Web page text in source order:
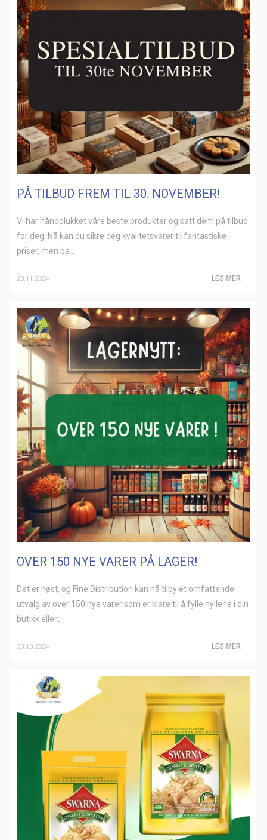
PÅ TILBUD FREM TIL 30. NOVEMBER!
Vi har håndplukket våre beste produkter og satt dem på tilbud
for deg. Nå kan du sikre deg kvalitetsvarer til fantastiske
priser, men ba...
20.11.2024 LES MER
OVER 150 NYE VARER PÅ LAGER!
Det er høst, og Fine Distribution kan nå tilby et omfattende
utvalg av over 150 nye varer som er klare til å fylle hyllene i din
butikk eller...
30.10.2024 LES MER